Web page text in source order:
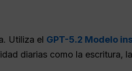
Utiliza el GPT-5.2 Modelo
diarias como la escritura,